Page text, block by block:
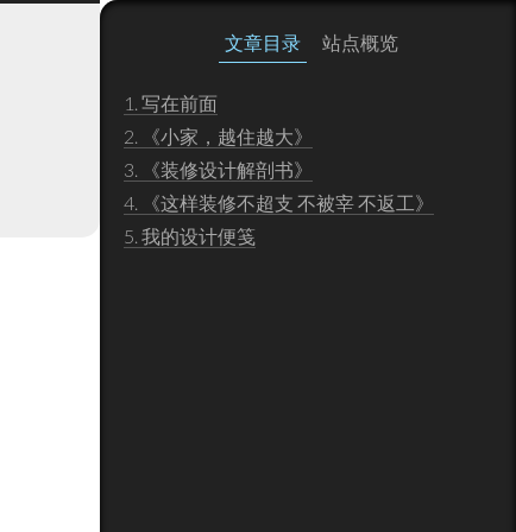
文章目录 站点概览
1. 写在前面
2.
《小家，越住越大》
3.
《装修设计解剖书》
4.
《这样装修不超支 不被宰 不返工》
5. 我的设计便笺